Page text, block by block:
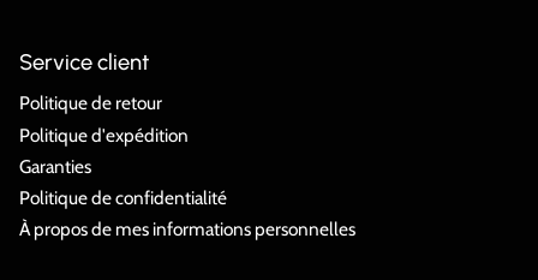
Service client
Politique de retour
Politique d'expédition
Garanties
Politique de confidentialité
À propos de mes informations personnelles